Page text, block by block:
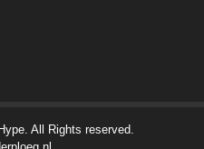
All Rights reserved.